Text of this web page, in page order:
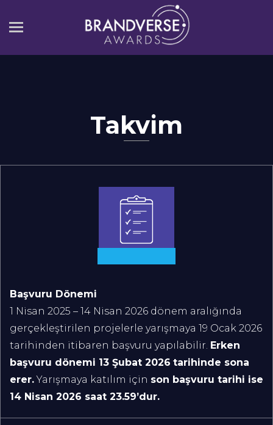
Takvim
Başvuru Dönemi
1 Nisan 2025 – 14 Nisan 2026 dönem aralığında
gerçekleştirilen projelerle yarışmaya 19 Ocak 2026
tarihinden itibaren başvuru yapılabilir. Erken
başvuru dönemi 13 Şubat 2026 tarihinde sona
erer. Yarışmaya katılım için son başvuru tarihi ise
14 Nisan 2026 saat 23.59’dur.